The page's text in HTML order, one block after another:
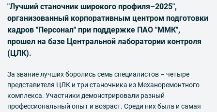
"Лучший станочник широкого профиля–2025",
организованный корпоративным центром подготовки
кадров "Персонал" при поддержке ПАО "ММК",
прошел на базе Центральной лаборатории контроля
(ЦЛК).
За звание лучших боролись семь специалистов – четыре
представителя ЦЛК и три станочника из Механоремонтного
комплекса. Участники демонстрировали разный
профессиональный опыт и возраст. Среди них была и самая